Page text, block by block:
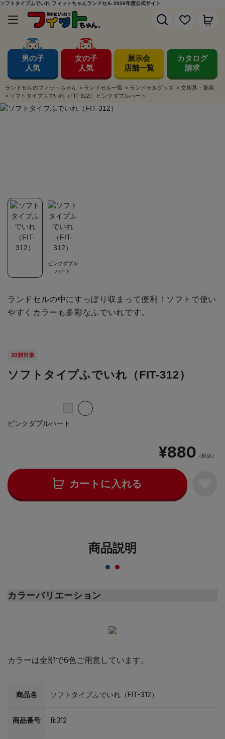
ソフトタイプふでいれ フィットちゃんランドセル 2026年度公式サイト
男の子
人気
女の子
人気
展示会
店舗一覧
カタログ
請求
ランドセルのフィットちゃん > ランドセル一覧 > ランドセルグッズ > 文房具・筆箱
> ソフトタイプふでいれ（FIT-312） ピンクダブルハート
ピンクダブル
ハート
ランドセルの中にすっぽり収まって便利！ソフトで使い
やすくカラーも多彩なふでいれです。
ソフトタイプふでいれ（FIT-312）
ピンクダブルハート
¥880 （税込）
カートに入れる
商品説明
カラーバリエーション
カラーは全部で6色ご用意しています。
商品名 ソフトタイプふでいれ（FIT-312）
商品番号 fit312